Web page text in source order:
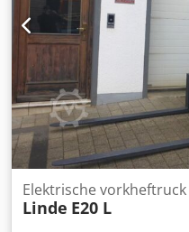
Elektrische vorkheftruck
Linde E20 L